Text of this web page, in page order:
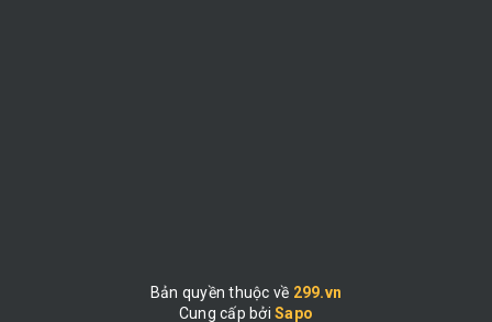
Bản quyền thuộc về 299.vn
|
Cung cấp bởiSapo